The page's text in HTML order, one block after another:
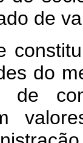
de
do
de